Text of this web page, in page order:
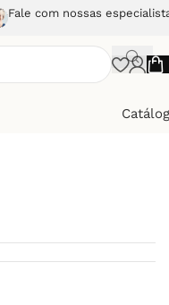
Fale com nossas